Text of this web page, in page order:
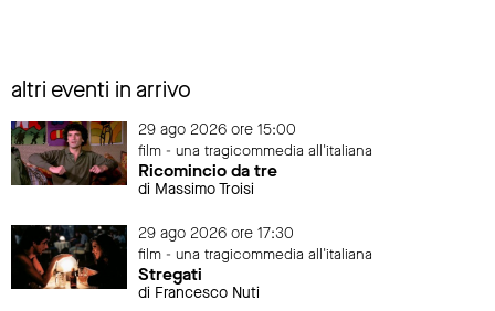
altri eventi in arrivo
29 ago 2026 ore 15:00
film - una tragicommedia all'italiana
Ricomincio da tre
di Massimo Troisi
29 ago 2026 ore 17:30
film - una tragicommedia all'italiana
Stregati
di Francesco Nuti